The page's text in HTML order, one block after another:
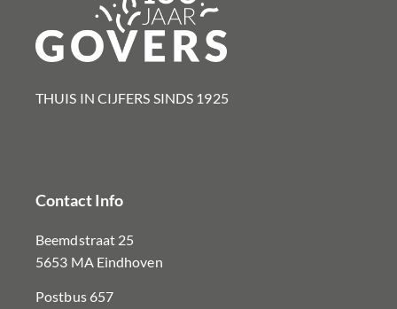
THUIS IN CIJFERS SINDS 1925​
Contact Info
Beemdstraat 25
5653 MA Eindhoven
Postbus 657